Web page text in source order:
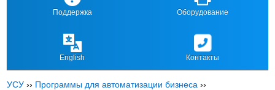
Поддержка Оборудование
English Контакты
УСУ ›› Программы для автоматизации бизнеса ››